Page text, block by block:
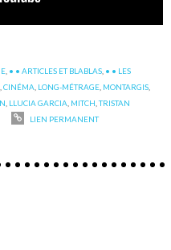
• • ARTICLES ET BLABLAS • • LES
,CINÉMA LONG-MÉTRAGE MONTARGIS
LLUCIA GARCIA MITCH ,TRISTAN
LIEN PERMANENT